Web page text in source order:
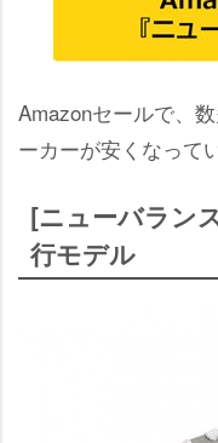
Amazonセールで、
ーカーが安くなって
[ニューバラン
行モデル